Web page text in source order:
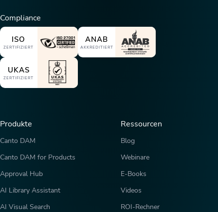
Compliance
ISO
ZERTIFIZIERT
ANAB
AKKREDITIERT
UKAS
ZERTIFIZIERT
Produkte
Canto DAM
Canto DAM for Products
Approval Hub
AI Library Assistant
AI Visual Search
Ressourcen
Blog
Webinare
E-Books
Videos
ROI-Rechner